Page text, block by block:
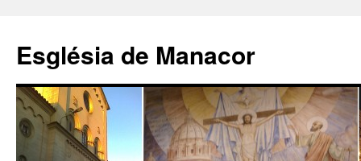
contenido
Església de Manacor